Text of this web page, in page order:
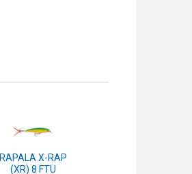
RAPALA X-RAP
(XR) 8 FTU